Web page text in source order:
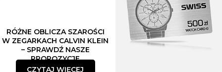
RÓŻNE OBLICZA SZAROŚCI
W ZEGARKACH CALVIN KLEIN
– SPRAWDŹ NASZE
PROPOZYCJE
CZYTAJ WIĘCEJ